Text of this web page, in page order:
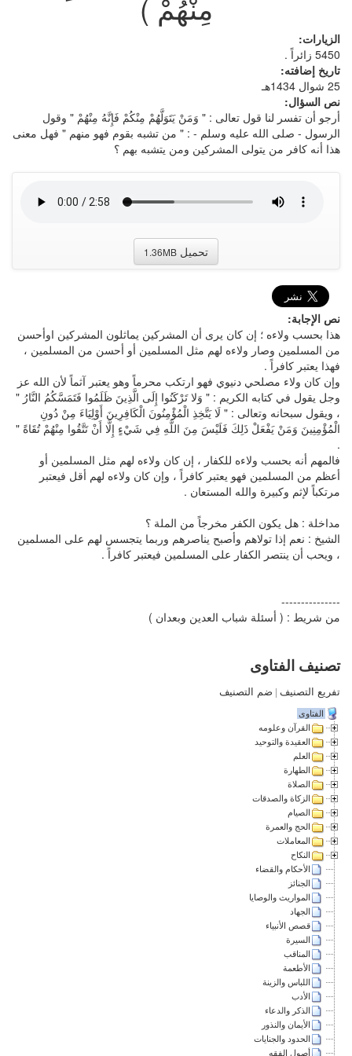
الزيارات:
5450 زائراً .
تاريخ إضافته:
25 شوال 1434هـ
نص السؤال:
أرجو أن تفسر لنا قول تعالى : " وَمَنْ يَتَوَلَّهُمْ مِنْكُمْ فَإِنَّهُ مِنْهُمْ " وقول
الرسول - صلى الله عليه وسلم - : " من تشبه بقوم فهو منهم " فهل معنى
هذا أنه كافر من يتولى المشركين ومن يتشبه بهم ؟
تحميل 1.36MB
نص الإجابة:
هذا بحسب ولاءه ؛ إن كان يرى أن المشركين يماثلون المشركين اوأحسن
من المسلمين وصار ولاءه لهم مثل المسلمين أو أحسن من المسلمين ،
فهذا يعتبر كافراً .
وإن كان ولاء مصلحي دنيوي فهو ارتكب محرماً وهو يعتبر آثماً لأن الله عز
وجل يقول في كتابه الكريم : " وَلا تَرْكَنُوا إِلَى الَّذِينَ ظَلَمُوا فَتَمَسَّكُمُ النَّارُ "
، ويقول سبحانه وتعالى : " لَا يَتَّخِذِ الْمُؤْمِنُونَ الْكَافِرِينَ أَوْلِيَاءَ مِنْ دُونِ
الْمُؤْمِنِينَ وَمَنْ يَفْعَلْ ذَلِكَ فَلَيْسَ مِنَ اللَّهِ فِي شَيْءٍ إِلَّا أَنْ تَتَّقُوا مِنْهُمْ تُقَاةً "
.
فالمهم أنه بحسب ولاءه للكفار ، إن كان ولاءه لهم مثل المسلمين أو
أعظم من المسلمين فهو يعتبر كافراً ، وإن كان ولاءه لهم أقل فيعتبر
مرتكباً لإثم وكبيرة والله المستعان .
مداخلة : هل يكون الكفر مخرجاً من الملة ؟
الشيخ : نعم إذا تولاهم وأصبح يناصرهم وربما يتجسس لهم على المسلمين
، ويحب أن ينتصر الكفار على المسلمين فيعتبر كافراً .
---------------
من شريط : ( أسئلة شباب العدين وبعدان )
تصنيف الفتاوى
تفريع التصنيف | ضم التصنيف
الفتاوى
القرآن وعلومه
العقيدة والتوحيد
العلم
الطهارة
الصلاة
الزكاة والصدقات
الصيام
الحج والعمرة
المعاملات
النكاح
الأحكام والقضاء
الجنائز
المواريث والوصايا
الجهاد
قصص الأنبياء
السيرة
المناقب
الأطعمة
اللباس والزينة
الأدب
الذكر والدعاء
الأيمان والنذور
الحدود والجنايات
أصول الفقه